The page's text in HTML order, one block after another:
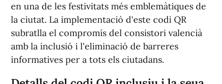
en una de les festivitats més emblemàtiques de
la ciutat. La implementació d'este codi QR
subratlla el compromís del consistori valencià
amb la inclusió i l'eliminació de barreres
informatives per a tots els ciutadans.